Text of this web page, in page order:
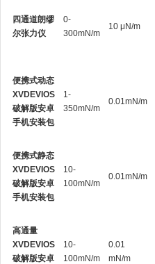
四通道朗缪
尔张力仪
0-
300mN/m
10 μN/m
便携式动态
XVDEVIOS
破解版安卓
手机安装包
1-
350mN/m
0.01mN/m
便携式静态
XVDEVIOS
破解版安卓
手机安装包
10-
100mN/m
0.01mN/m
高通量
XVDEVIOS
破解版安卓
10-
100mN/m
0.01
mN/m